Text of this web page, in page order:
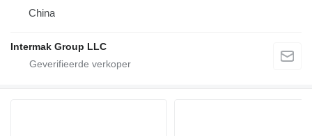
China
Intermak Group LLC